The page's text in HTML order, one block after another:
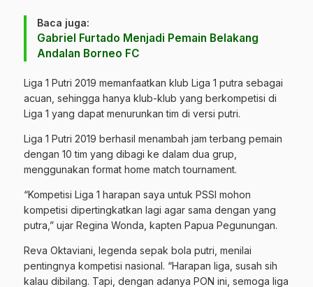
Baca juga:
Gabriel Furtado Menjadi Pemain Belakang
Andalan Borneo FC
Liga 1 Putri 2019 memanfaatkan klub Liga 1 putra sebagai
acuan, sehingga hanya klub-klub yang berkompetisi di
Liga 1 yang dapat menurunkan tim di versi putri.
Liga 1 Putri 2019 berhasil menambah jam terbang pemain
dengan 10 tim yang dibagi ke dalam dua grup,
menggunakan format home match tournament.
“Kompetisi Liga 1 harapan saya untuk PSSI mohon
kompetisi dipertingkatkan lagi agar sama dengan yang
putra,” ujar Regina Wonda, kapten Papua Pegunungan.
Reva Oktaviani, legenda sepak bola putri, menilai
pentingnya kompetisi nasional. “Harapan liga, susah sih
kalau dibilang. Tapi, dengan adanya PON ini, semoga liga